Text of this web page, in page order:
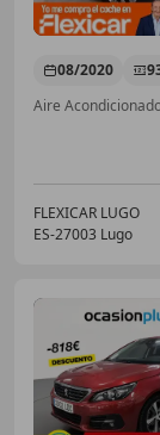
08/2020
FLEXICAR LUGO
ES-27003 Lugo